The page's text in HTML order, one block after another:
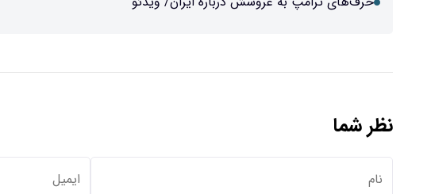
نظر شما